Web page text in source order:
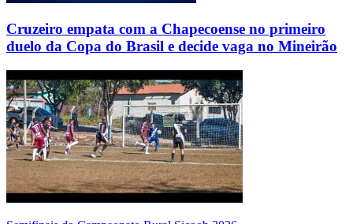
Cruzeiro empata com a Chapecoense no primeiro
duelo da Copa do Brasil e decide vaga no Mineirão